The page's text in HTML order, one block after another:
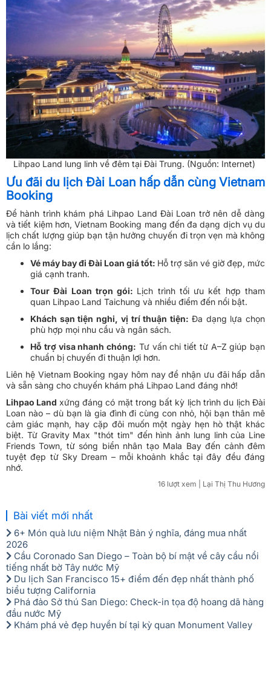
Lihpao Land lung linh về đêm tại Đài Trung. (Nguồn: Internet)
Ưu đãi du lịch Đài Loan hấp dẫn cùng Vietnam
Booking
Để hành trình khám phá Lihpao Land Đài Loan trở nên dễ dàng
và tiết kiệm hơn, Vietnam Booking mang đến đa dạng dịch vụ du
lịch chất lượng giúp bạn tận hưởng chuyến đi trọn vẹn mà không
cần lo lắng:
Vé máy bay đi Đài Loan giá tốt: Hỗ trợ săn vé giờ đẹp, mức
giá cạnh tranh.
Tour Đài Loan trọn gói: Lịch trình tối ưu kết hợp tham
quan Lihpao Land Taichung và nhiều điểm đến nổi bật.
Khách sạn tiện nghi, vị trí thuận tiện: Đa dạng lựa chọn
phù hợp mọi nhu cầu và ngân sách.
Hỗ trợ visa nhanh chóng: Tư vấn chi tiết từ A–Z giúp bạn
chuẩn bị chuyến đi thuận lợi hơn.
Liên hệ Vietnam Booking ngay hôm nay để nhận ưu đãi hấp dẫn
và sẵn sàng cho chuyến khám phá Lihpao Land đáng nhớ!
Lihpao Land xứng đáng có mặt trong bất kỳ lịch trình du lịch Đài
Loan nào – dù bạn là gia đình đi cùng con nhỏ, hội bạn thân mê
cảm giác mạnh, hay cặp đôi muốn một ngày hẹn hò thật khác
biệt. Từ Gravity Max "thót tim" đến hình ảnh lung linh của Line
Friends Town, từ sóng biển nhân tạo Mala Bay đến cảnh đêm
tuyệt đẹp từ Sky Dream – mỗi khoảnh khắc tại đây đều đáng
nhớ.
16 lượt xem | Lại Thị Thu Hương
Bài viết mới nhất
6+ Món quà lưu niệm Nhật Bản ý nghĩa, đáng mua nhất
2026
Cầu Coronado San Diego – Toàn bộ bí mật về cây cầu nổi
tiếng nhất bờ Tây nước Mỹ
Du lịch San Francisco 15+ điểm đến đẹp nhất thành phố
biểu tượng California
Phá đảo Sở thú San Diego: Check-in tọa độ hoang dã hàng
đầu nước Mỹ
Khám phá vẻ đẹp huyền bí tại kỳ quan Monument Valley